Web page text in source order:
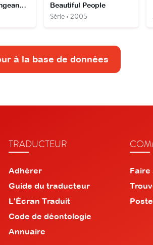
Hercule : La vengeance d'un Dieu Beautiful People
Série • 2005
à la base de données
TRADUCTEUR
Adhérer
Guide du traducteur
L'Écran Traduit
Code de déontologie
Annuaire